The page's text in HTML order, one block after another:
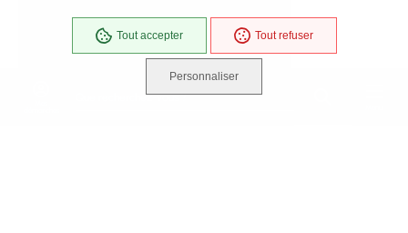
Tout accepter Tout refuser
Personnaliser
Que recherchez-vous ?